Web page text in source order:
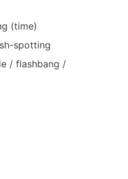
(time)
spotting
/ flashbang /